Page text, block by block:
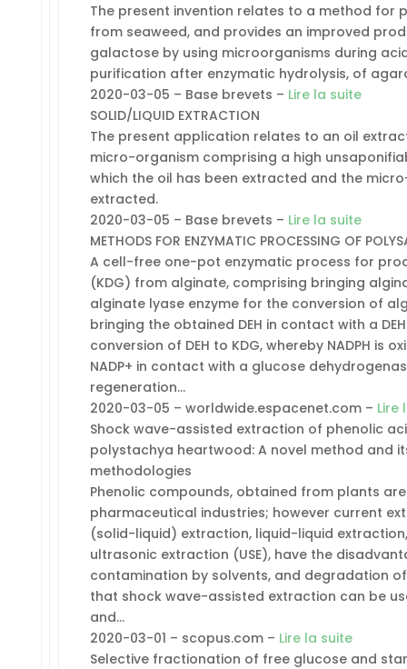
The present invention relates to a method for
from seaweed, and provides an improved
galactose by using microorganisms during
purification after enzymatic hydrolysis, of
2020-03-05 – Base brevets – Lire la suite
SOLID/LIQUID EXTRACTION
The present application relates to an oil
micro-organism comprising a high
which the oil has been extracted and the
extracted.
2020-03-05 – Base brevets – Lire la suite
METHODS FOR ENZYMATIC PROCESSING OF
A cell-free one-pot enzymatic process for
(KDG) from alginate, comprising bringing
alginate lyase enzyme for the conversion of
bringing the obtained DEH in contact with a
conversion of DEH to KDG, whereby NADPH is
NADP+ in contact with a glucose
regeneration…
2020-03-05 – worldwide.espacenet.com – Lire
Shock wave-assisted extraction of phenolic
polystachya heartwood: A novel method and
methodologies
Phenolic compounds, obtained from plants
pharmaceutical industries; however current
(solid-liquid) extraction, liquid-liquid
ultrasonic extraction (USE), have the
contamination by solvents, and degradation
that shock wave-assisted extraction can be
and…
2020-03-01 – scopus.com – Lire la suite
Selective fractionation of free glucose and